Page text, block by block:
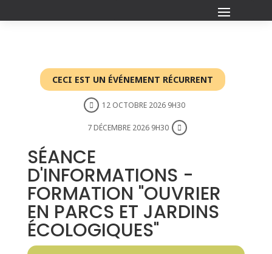
CECI EST UN ÉVÉNEMENT RÉCURRENT
12 OCTOBRE 2026 9H30
7 DÉCEMBRE 2026 9H30
SÉANCE
D'INFORMATIONS -
FORMATION "OUVRIER
EN PARCS ET JARDINS
ÉCOLOGIQUES"